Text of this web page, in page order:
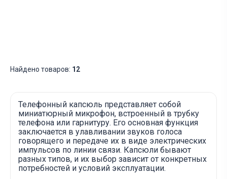
Найдено товаров: 12
Телефонный капсюль представляет собой
миниатюрный микрофон, встроенный в трубку
телефона или гарнитуру. Его основная функция
заключается в улавливании звуков голоса
говорящего и передаче их в виде электрических
импульсов по линии связи. Капсюли бывают
разных типов, и их выбор зависит от конкретных
потребностей и условий эксплуатации.